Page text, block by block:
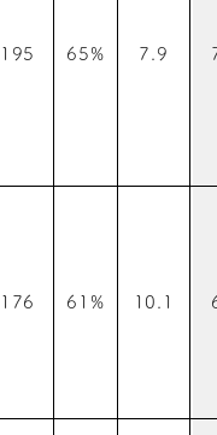
195 65% 7.9
176 61% 10.1